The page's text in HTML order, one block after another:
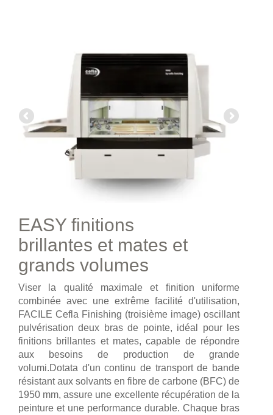
EASY finitions
brillantes et mates et
grands volumes
Viser la qualité maximale et finition uniforme
combinée avec une extrême facilité d'utilisation,
FACILE Cefla Finishing (troisième image) oscillant
pulvérisation deux bras de pointe, idéal pour les
finitions brillantes et mates, capable de répondre
aux besoins de production de grande
volumi.Dotata d'un continu de transport de bande
résistant aux solvants en fibre de carbone (BFC) de
1950 mm, assure une excellente récupération de la
peinture et une performance durable. Chaque bras